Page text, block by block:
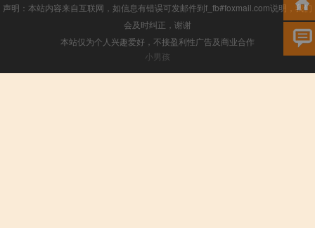
声明：本站内容来自互联网，如信息有错误可发邮件到f_fb#foxmail.com说明，我们
会及时纠正，谢谢
本站仅为个人兴趣爱好，不接盈利性广告及商业合作
小男孩